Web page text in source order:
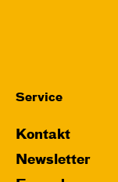
Service
Kontakt
Newsletter